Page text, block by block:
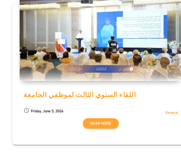
اللقاء السنوي الثالث لموظفي الجامعة
schedule Friday, June 5, 2026
General
READ MORE